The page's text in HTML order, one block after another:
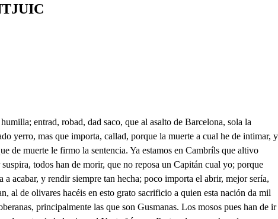
que temía. (y algunos lo decían) que no a pelear, sino a poblar venían. Vieras al Castellano que como en lo abrazado del verano la cantora Avesilla. con el calor que al segador humilla. mariposa del fuego, sin orden, sin concierto, y sin sosiego, garla parlera, y chilla imitando su bárbara cuadrilla; así hablaba arrogante con el calor del parche resonante. Y a cada cual decía que para tanto rumbo, y bizarría soplo era Cataluña, que la conqu stariane Talloco prometía que en solo un mes el Rey conquistaria la Francia toda, el mundo, cual de bajar intrépido al Profundo ofrecía, y cual loco con desgarro no poco desafiaba a la bárbara fortuna. desde la cuna respeto le tenía que haber vencido su poder decía. Y hablando Torrecusa dijo que si la turba circunfusa de Cataluña, y de la Francia junta, se le opusiera por su mal, difunta la imaginaba solo al ver su ceño; (pero que necio empeño) el de Sy Jorge dijo que eran pocas (mas que arrogancias locas) cuantas escuadras conducir podría todo el Orbe, a su altiva valentía. Cual dijo que Torrosa no de traidora, si de temerosa se entregó al Castellano, por temer el azote soberano de Felipe; en fin todos se dibujaban con diversos modos los trofeos, y glorias, los triunfos, los laureles, las victorias. Con estas bizarrías tro ponen cerco a Cambríls, que se rindio por concierto, porque señor te advierto, que un hombre echó en un pozo la pólvora, y las balas, aquí el gozo del de los Velez a decir no acierto vida salva el concierto fue, y lo juro el perjuro abrensobre seguro, pide quien es el Cabo dice tu Primo, que el, y en fin al Cabo de afearle infinito, lo que él a voces reputó delito al Rocafort valiente mandó dar un garrote! Para, tente, o bárbaro homicida! A Bertrola también quitó la vida, a un Cónsul, y a Vilosa, Y en lugar de sepulcro, urna, o losa No digas más, soldados el morir por la patria ya es de honrados; pero el morir con gloria aunque os venzan teneldo por victoria. Por las luces que miro, (los suspiros retiro) que si me considero cruel, sangriento, agraviado, y fiero, de mí mismo me guardo: como en vengarte tardo. amado primo mío! Pero ya a vuestro brío valientes, y famosos Capitanes apelo aquí, tended los taferanes. al viento lisonjero; morirá el de los Velez tor iero. perjuro en mil maneras; desvaneced sus bárbaras quimeras. Ejecuta tu intento, mas sea velozmente, porque siento; si mi enojo adevinan que de miedo ligeros se encaminan otra vez a Castill era muy mas por no declararlo harto mejor señor será callarlo, porque no se me huyan, y de precipitado no me arguyan no mueran de dos muertes, pues se precian de fuertes, que valor he de darles, porque pueda con su honra degollarles: No digan que murieron, porque solo enojado me atendieron; y que al llegar mi espada, por ociosa se volvió envainada! Yo que sé que soy rayo, y anteveo lo flaco del desmayo, reviento de impaciencia, porque sé que he de obrar sin resistencia, y he de volverme, ocioso hollado dentro en mí lo valeroso! que si mi brío es dicha, sdí no hallar quien se me oponga es t Y nosaltres direm a carn, a carn, que de sentirnos sols se moriran. Tarragona me a pedido, que socorramos su plasa, pues tan adelante pasa